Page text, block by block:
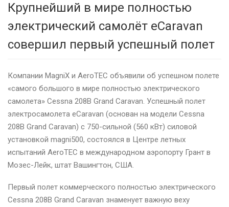
Крупнейший в мире полностью
электрический самолёт eCaravan
совершил первый успешный полет
Компании MagniX и AeroTEC объявили об успешном полете
«самого большого в мире полностью электрического
самолета» Cessna 208B Grand Caravan. Успешный полет
электросамолета eCaravan (основан на модели Cessna
208B Grand Caravan) с 750-сильной (560 кВт) силовой
установкой magni500, состоялся в Центре летных
испытаний AeroTEC в международном аэропорту Грант в
Мозес-Лейк, штат Вашингтон, США.
Первый полет коммерческого полностью электрического
Cessna 208B Grand Caravan знаменует важную веху